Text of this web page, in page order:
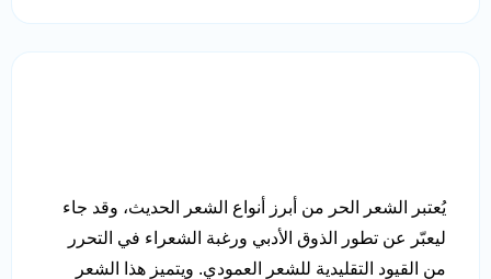
يُعتبر الشعر الحر من أبرز أنواع الشعر الحديث، وقد جاء
ليعبّر عن تطور الذوق الأدبي ورغبة الشعراء في التحرر
من القيود التقليدية للشعر العمودي. ويتميز هذا الشعر